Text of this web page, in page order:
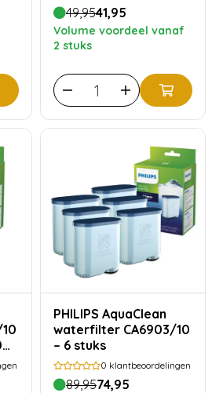
49,9541,95
Volume voordeel vanaf
2 stuks
PHILIPS AquaClean
waterfilter CA6903/10
– 6 stuks
0 klantbeoordelingen
89,9574,95